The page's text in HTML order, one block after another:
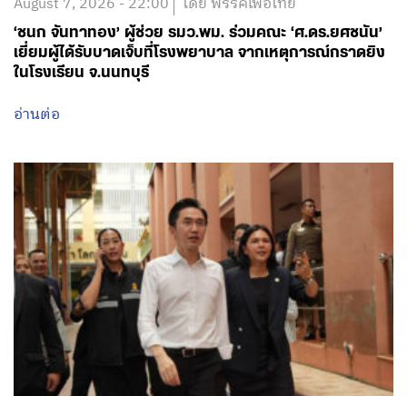
August 7, 2026 - 15:18 โดย พรรคเพื่อไทย
‘ศ.ดร.ยศชนัน’ ลงพื้นที่เหตุกราดยิง รร.เทพศิรินทร์ นนทบุรี
สั่งยกระดับความปลอดภัยสถานศึกษาทั่วประเทศ-แก้ปมบูล
ลี่ ปิด รร.ชั่วคราว เร่งระดมทีมเยียวยาจิตใจ-ทหารแห่
บริจาคเลือดด่วน พร้อมวอนสังคมงดแชร์ภาพสะเทือนใจ